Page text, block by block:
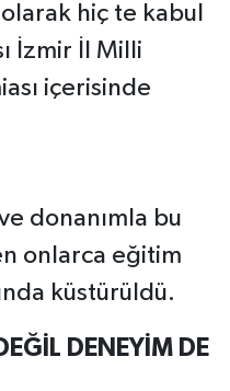
hiç te kabul
İzmir İl Milli
içerisinde
donanımla bu
onlarca eğitim
küstürüldü.
DENEYİM DE